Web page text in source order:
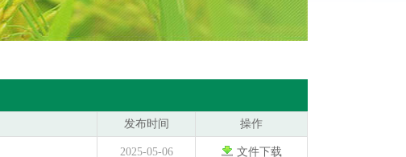
发布时间 操作
2025-05-06 文件下载